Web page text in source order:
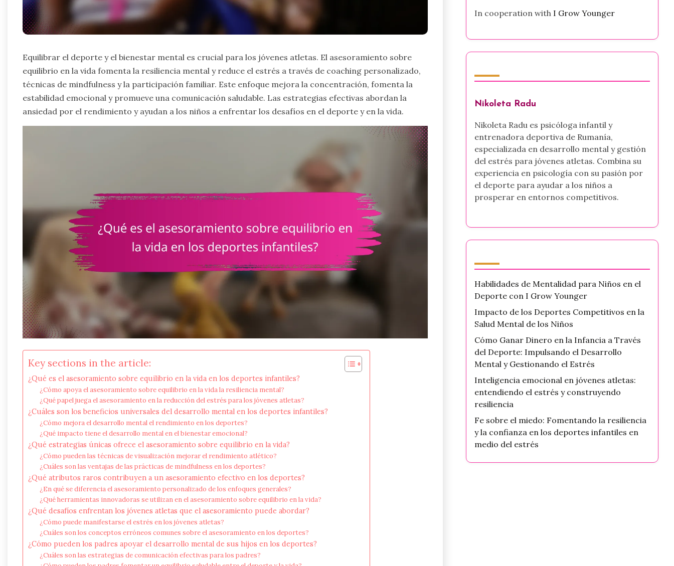
Equilibrar el deporte y el bienestar mental es crucial para los jóvenes atletas. El asesoramiento sobre
equilibrio en la vida fomenta la resiliencia mental y reduce el estrés a través de coaching personalizado,
técnicas de mindfulness y la participación familiar. Este enfoque mejora la concentración, fomenta la
estabilidad emocional y promueve una comunicación saludable. Las estrategias efectivas abordan la
ansiedad por el rendimiento y ayudan a los niños a enfrentar los desafíos en el deporte y en la vida.
Key sections in the article:
¿Qué es el asesoramiento sobre equilibrio en la vida en los deportes infantiles?
¿Cómo apoya el asesoramiento sobre equilibrio en la vida la resiliencia mental?
¿Qué papel juega el asesoramiento en la reducción del estrés para los jóvenes atletas?
¿Cuáles son los beneficios universales del desarrollo mental en los deportes infantiles?
¿Cómo mejora el desarrollo mental el rendimiento en los deportes?
¿Qué impacto tiene el desarrollo mental en el bienestar emocional?
¿Qué estrategias únicas ofrece el asesoramiento sobre equilibrio en la vida?
¿Cómo pueden las técnicas de visualización mejorar el rendimiento atlético?
¿Cuáles son las ventajas de las prácticas de mindfulness en los deportes?
¿Qué atributos raros contribuyen a un asesoramiento efectivo en los deportes?
¿En qué se diferencia el asesoramiento personalizado de los enfoques generales?
¿Qué herramientas innovadoras se utilizan en el asesoramiento sobre equilibrio en la vida?
¿Qué desafíos enfrentan los jóvenes atletas que el asesoramiento puede abordar?
¿Cómo puede manifestarse el estrés en los jóvenes atletas?
¿Cuáles son los conceptos erróneos comunes sobre el asesoramiento en los deportes?
¿Cómo pueden los padres apoyar el desarrollo mental de sus hijos en los deportes?
¿Cuáles son las estrategias de comunicación efectivas para los padres?
In cooperation with I Grow Younger
Nikoleta Radu
Nikoleta Radu es psicóloga infantil y
entrenadora deportiva de Rumanía,
especializada en desarrollo mental y gestión
del estrés para jóvenes atletas. Combina su
experiencia en psicología con su pasión por
el deporte para ayudar a los niños a
prosperar en entornos competitivos.
Habilidades de Mentalidad para Niños en el
Deporte con I Grow Younger
Impacto de los Deportes Competitivos en la
Salud Mental de los Niños
Cómo Ganar Dinero en la Infancia a Través
del Deporte: Impulsando el Desarrollo
Mental y Gestionando el Estrés
Inteligencia emocional en jóvenes atletas:
entendiendo el estrés y construyendo
resiliencia
Fe sobre el miedo: Fomentando la resiliencia
y la confianza en los deportes infantiles en
medio del estrés